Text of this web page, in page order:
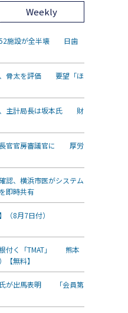
Weekly
52施設が全半壊 日歯
、骨太を評価 要望「ほ
、主計局長は坂本氏 財
長官官房審議官に 厚労
認、横浜市医がシステム
時共有
（8月7日付）
根付く「TMAT」 熊本
【無料】
氏が出馬表明 「会員第